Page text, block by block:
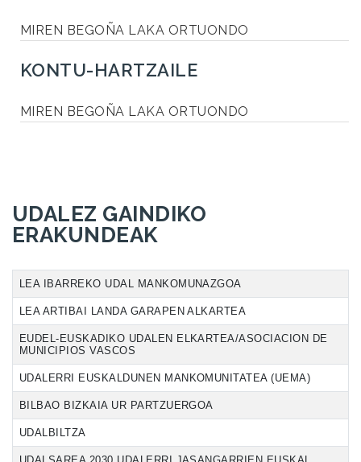
MIREN BEGOÑA LAKA ORTUONDO
KONTU-HARTZAILE
MIREN BEGOÑA LAKA ORTUONDO
UDALEZ GAINDIKO
ERAKUNDEAK
LEA IBARREKO UDAL MANKOMUNAZGOA
LEA ARTIBAI LANDA GARAPEN ALKARTEA
EUDEL-EUSKADIKO UDALEN ELKARTEA/ASOCIACION DE
MUNICIPIOS VASCOS
UDALERRI EUSKALDUNEN MANKOMUNITATEA (UEMA)
BILBAO BIZKAIA UR PARTZUERGOA
UDALBILTZA